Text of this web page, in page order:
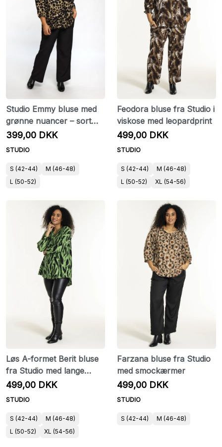
Studio Emmy bluse med
grønne nuancer – sort
print
399,00 DKK
STUDIO
S (42-44)
M (46-48)
L (50-52)
Feodora bluse fra Studio i
viskose med leopardprint
499,00 DKK
STUDIO
S (42-44)
M (46-48)
L (50-52)
XL (54-56)
Løs A-formet Berit bluse
fra Studio med lange
ærmer
499,00 DKK
STUDIO
S (42-44)
M (46-48)
L (50-52)
XL (54-56)
Farzana bluse fra Studio
med smockærmer
499,00 DKK
STUDIO
S (42-44) M (46-48)